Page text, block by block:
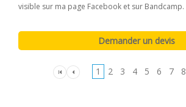
visible sur ma page Facebook et sur Bandcamp.
1 2 3 4 5 6 7 8